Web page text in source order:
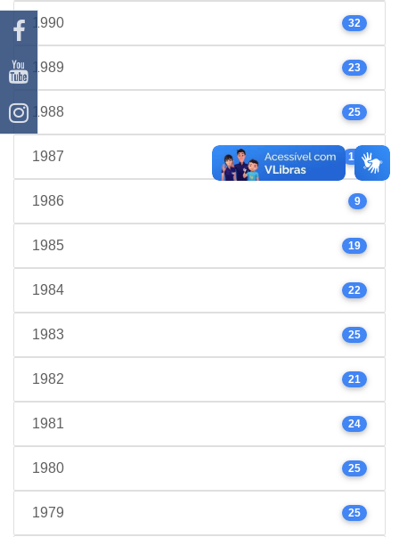
1990 32
1989 23
1988 25
1987 17
1986 9
1985 19
1984 22
1983 25
1982 21
1981 24
1980 25
1979 25